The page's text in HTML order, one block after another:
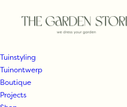
Tuinstyling
Tuinontwerp
Boutique
Projects